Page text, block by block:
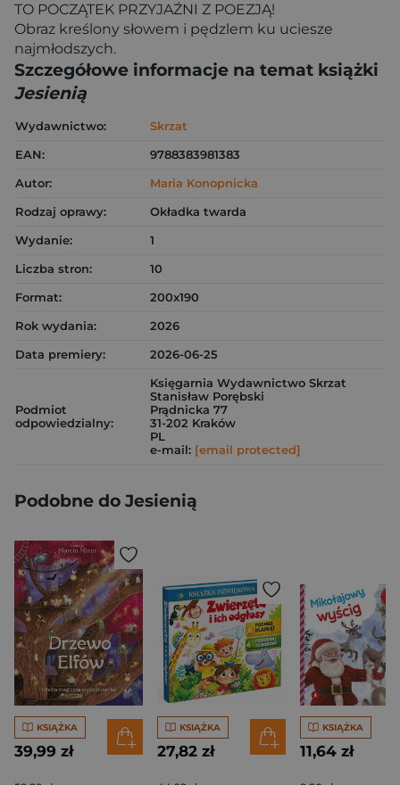
TO POCZĄTEK PRZYJAŹNI Z POEZJĄ!
Obraz kreślony słowem i pędzlem ku uciesze
najmłodszych.
Szczegółowe informacje na temat książki
Jesienią
Wydawnictwo:
Skrzat
EAN:
9788383981383
Autor:
Maria Konopnicka
Rodzaj oprawy:
Okładka twarda
Wydanie:
1
Liczba stron:
10
Format:
200x190
Rok wydania:
2026
Data premiery:
2026-06-25
Podmiot
odpowiedzialny:
Księgarnia Wydawnictwo Skrzat
Stanisław Porębski
Prądnicka 77
31-202 Kraków
PL
e-mail: [email protected]
Podobne do Jesienią
KSIĄŻKA
39,99 zł
KSIĄŻKA
27,82 zł
KSIĄŻKA
11,64 zł